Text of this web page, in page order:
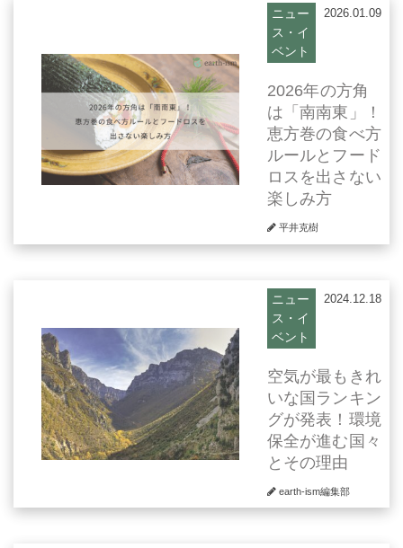
ニュー
ス・イ
ベント
2026.01.09
2026年の方角
は「南南東」！
恵方巻の食べ方
ルールとフード
ロスを出さない
楽しみ方
平井克樹
ニュー
ス・イ
ベント
2024.12.18
空気が最もきれ
いな国ランキン
グが発表！環境
保全が進む国々
とその理由
earth-ism編集部